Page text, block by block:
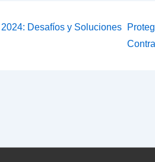
Desafíos y Soluciones La